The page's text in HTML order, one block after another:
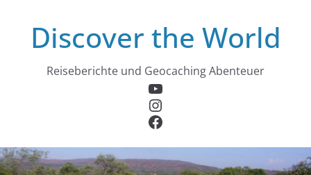
springenDiscover the World
Reiseberichte und Geocaching Abenteuer
YouTube
Instagram
Facebook